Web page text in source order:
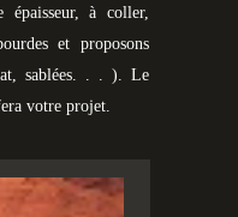
épaisseur, à coller,
et proposons
sablées. . . ). Le
votre projet.